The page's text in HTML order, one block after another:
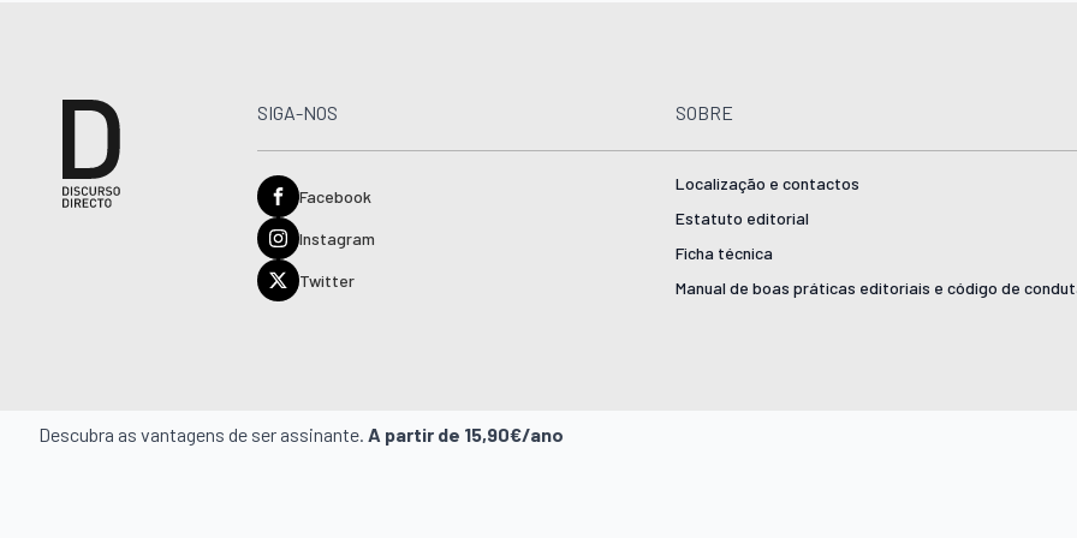
SIGA-NOS
Facebook
Instagram
Twitter
SOBRE
Localização e contactos
Estatuto editorial
Ficha técnica
Manual de boas práticas editoriais e código de
Descubra as vantagens de ser assinante. A partir de 15,90€/ano